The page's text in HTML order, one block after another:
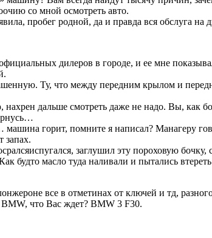
со мной осмотреть авто.
пробег родной, да и правда вся обслуга на
дилеров в городе, и ее мне
Ту, что между передним крылом и
дальше смотреть даже не надо. Вы, как
горит, помните я написал? Манагеру
запах.
заглушил эту пороховую
будто масло туда наливали и пытались
все в отметинах от ключей и тд,
что Вас ждет? BMW 3 F30.